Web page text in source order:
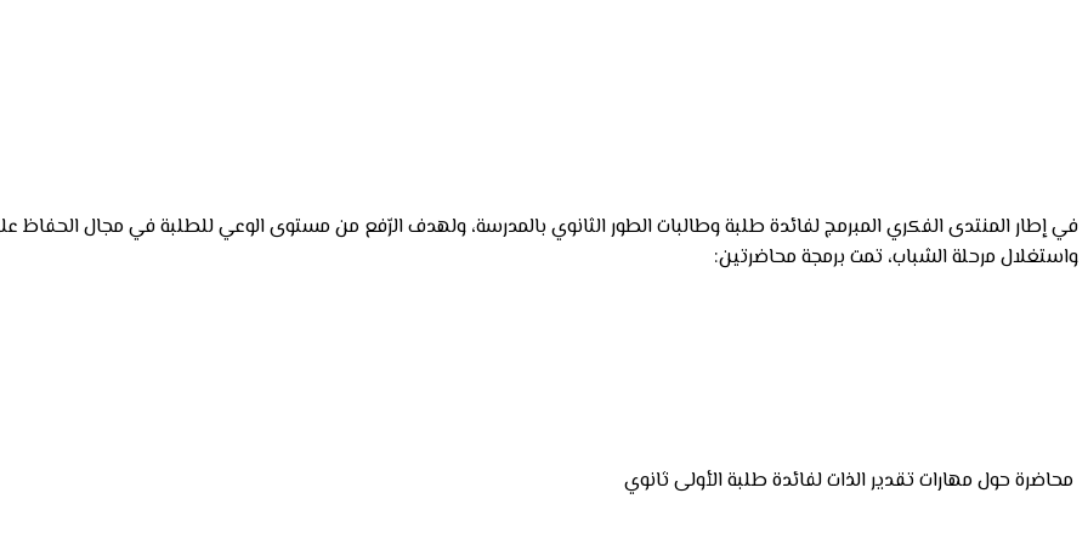
في إطار المنتدى الفكري المبرمج لفائدة طلبة وطالبات الطور الثانوي بالمدرسة، ولهدف الرّفع من مستوى الوعي للطلبة في مجال الحفاظ
واستغلال مرحلة الشباب، تمت برمجة محاضرتين:
محاضرة حول مهارات تقدير الذات لفائدة طلبة الأولى ثانوي